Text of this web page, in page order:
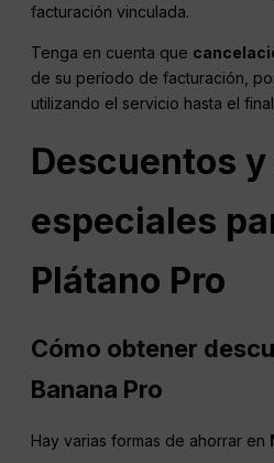
facturación vinculada.
Tenga en cuenta que
de su período de facturación,
utilizando el servicio hasta el
Descuentos
especiales
Plátano Pro
Cómo obtener
Banana Pro
Hay varias formas de ahorrar en